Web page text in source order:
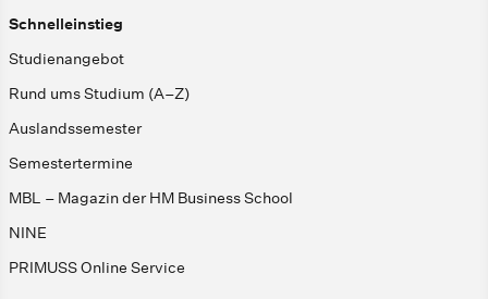
Schnelleinstieg
Studienangebot
Rund ums Studium (A–Z)
Auslandssemester
Semestertermine
MBL – Magazin der HM Business School
NINE
PRIMUSS Online Service